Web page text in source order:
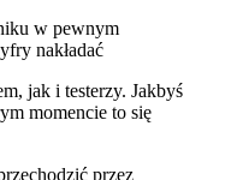
w pewnym
nakładać
jak i testerzy. Jakbyś
momencie to się
przez